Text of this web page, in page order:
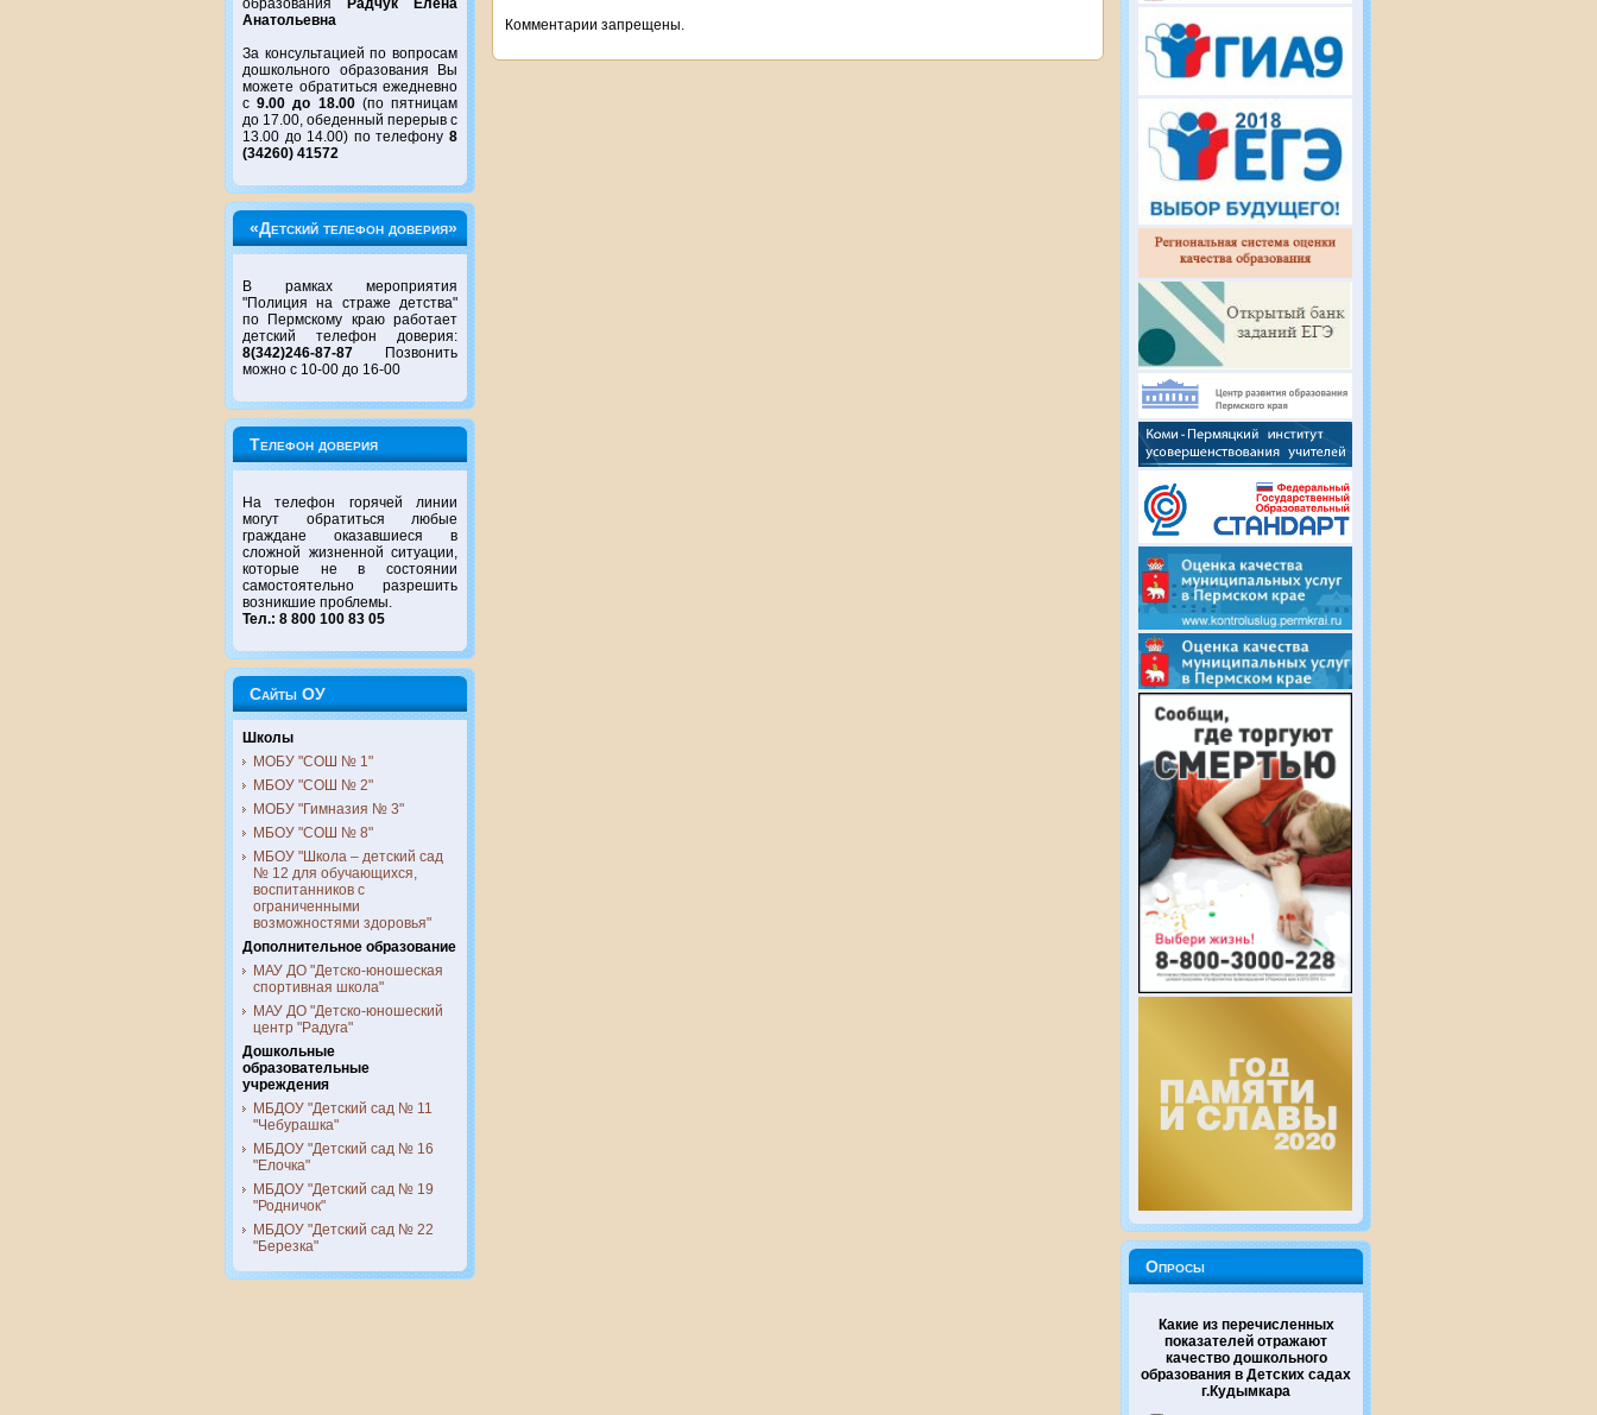
образования
Радчук Елена
Анатольевна
За консультацией по вопросам
дошкольного образования Вы
можете обратиться ежедневно
с9.00 до 18.00(по пятницам
до 17.00, обеденный перерыв с
13.00 до 14.00) по телефону 8
(34260) 41572
«Детский телефон доверия»
В рамках мероприятия
"Полиция на страже детства"
по Пермскому краю работает
детский телефон доверия:
8(342)246-87-87 Позвонить
можно с 10-00 до 16-00
Телефон доверия
На телефон горячей линии
могут обратиться любые
граждане оказавшиеся в
сложной жизненной ситуации,
которые не в состоянии
самостоятельно разрешить
возникшие проблемы.
Тел.: 8 800 100 83 05
Сайты ОУ
Школы
МОБУ "СОШ № 1"
МБОУ "СОШ № 2"
МОБУ "Гимназия № 3"
МБОУ "СОШ № 8"
МБОУ "Школа – детский сад
№ 12 для обучающихся,
воспитанников с
ограниченными
возможностями здоровья"
Дополнительное образование
МАУ ДО "Детско-юношеская
спортивная школа"
МАУ ДО "Детско-юношеский
центр "Радуга"
Дошкольные
образовательные
учреждения
МБДОУ "Детский сад № 11
"Чебурашка"
МБДОУ "Детский сад № 16
"Елочка"
МБДОУ "Детский сад № 19
"Родничок"
МБДОУ "Детский сад № 22
"Березка"
Комментарии запрещены.
Опросы
Какие из перечисленных
показателей отражают
качество дошкольного
образования в Детских садах
г.Кудымкара